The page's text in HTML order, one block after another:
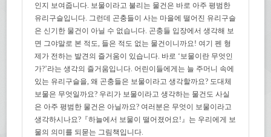
인지 보여줍니다. 보물이라고 불리는 물건은 바로 아주 평범한
유리구슬입니다. 그런데 곤충들이 사는 마을에 떨어진 유리구슬
은 신기한 물건이 아닐 수 없습니다. 곤충들 입장에서 생각해 보
면 그야말로 본 적도, 들은 적도 없는 물건이니까요! 여기 펜 형
제가 전하는 발견의 즐거움이 있습니다. 바로 ‘보물이란 무엇인
가?’라는 생각의 즐거움입니다. 어린이들에게는 늘 주머니 속에
있는 유리구슬을, 왜 곤충들은 보물이라고 생각할까요? 도대체
보물은 무엇일까요? 우리가 보물이라고 생각하는 물건도 사실
은 아주 평범한 물건은 아닐까요? 여러분은 무엇이 보물이라고
생각하시나요?『하늘에서 보물이 떨어졌어요!』는 우리에게 보
물의 의미를 되묻는 그림책입니다.